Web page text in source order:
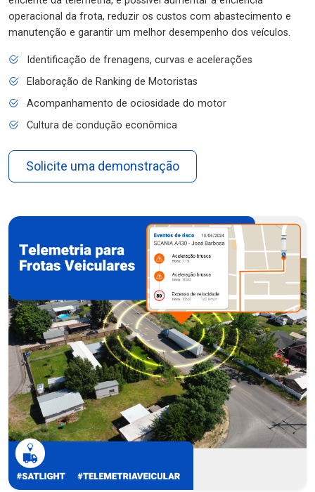
operacional da frota, reduzir os custos com abastecimento e
manutenção e garantir um melhor desempenho dos veículos.
Identificação de frenagens, curvas e acelerações
Elaboração de Ranking de Motoristas
Acompanhamento de ociosidade do motor
Cultura de condução econômica
Solicite uma demonstração